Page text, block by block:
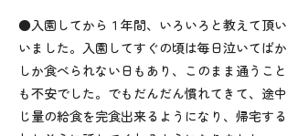
●入園してから１年間、いろいろと教えて頂
いました。入園してすぐの頃は毎日泣いてば
しか食べられない日もあり、このまま通うこ
も不安でした。でもだんだん慣れてきて、途
じ量の給食を完食出来るようになり、帰宅す